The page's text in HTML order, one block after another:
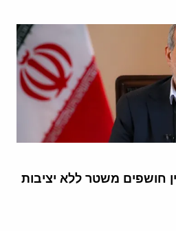
חושפים משטר ללא יציבות